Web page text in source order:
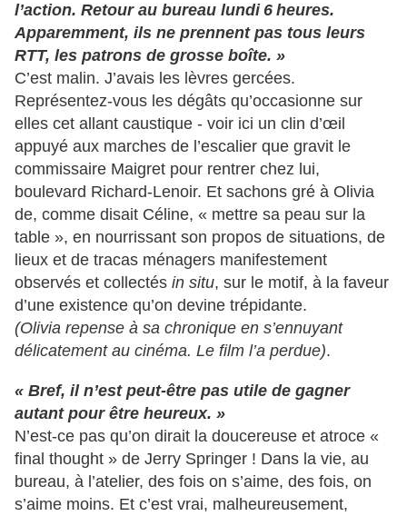
l’action. Retour au bureau lundi 6 heures.
Apparemment, ils ne prennent pas tous leurs
RTT, les patrons de grosse boîte. »
C’est malin. J’avais les lèvres gercées.
Représentez-vous les dégâts qu’occasionne sur
elles cet allant caustique - voir ici un clin d’œil
appuyé aux marches de l’escalier que gravit le
commissaire Maigret pour rentrer chez lui,
boulevard Richard-Lenoir. Et sachons gré à Olivia
de, comme disait Céline, « mettre sa peau sur la
table », en nourrissant son propos de situations, de
lieux et de tracas ménagers manifestement
observés et collectés in situ, sur le motif, à la faveur
d’une existence qu’on devine trépidante.
(Olivia repense à sa chronique en s’ennuyant
délicatement au cinéma. Le film l’a perdue).
« Bref, il n’est peut-être pas utile de gagner
autant pour être heureux. »
N’est-ce pas qu’on dirait la doucereuse et atroce «
final thought » de Jerry Springer ! Dans la vie, au
bureau, à l’atelier, des fois on s’aime, des fois, on
s’aime moins. Et c’est vrai, malheureusement,